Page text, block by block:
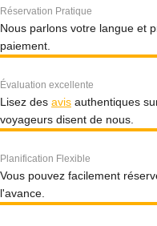
Réservation Pratique
Nous parlons votre langue et
paiement.
Évaluation excellente
Lisez des avis authentiques
voyageurs disent de nous.
Planification Flexible
Vous pouvez facilement
l'avance.